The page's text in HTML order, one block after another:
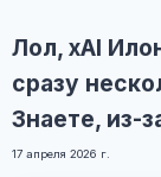
Лол, xAI
сразу
Знаете, из-
17 апреля 2026 г.